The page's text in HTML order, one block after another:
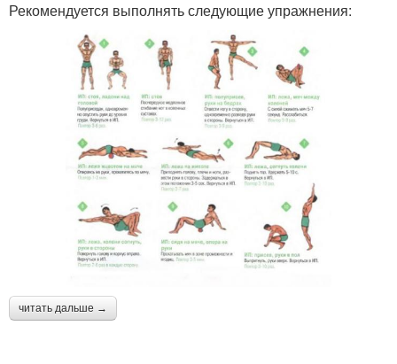
Рекомендуется выполнять следующие упражнения:
читать дальше →